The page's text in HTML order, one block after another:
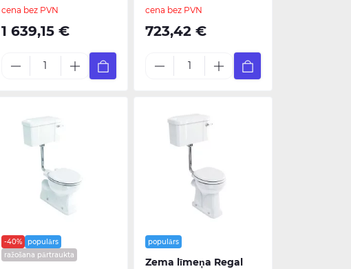
cena bez PVN
1 639,15 €
cena bez PVN
723,42 €
-40%
populārs
ražošana pārtraukta
populārs
Zema līmeņa Regal